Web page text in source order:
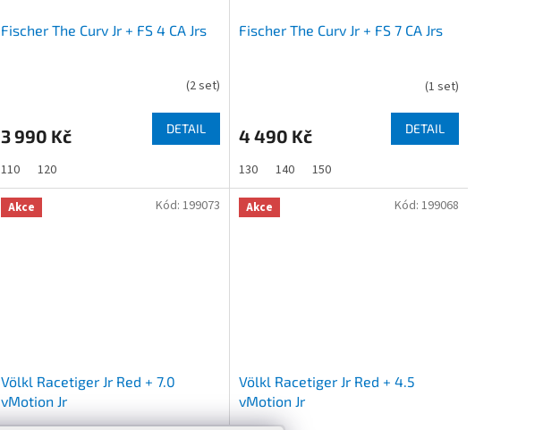
Fischer The Curv Jr + FS 4 CA Jrs
(2 set)
3 990 Kč DETAIL
110 120
Fischer The Curv Jr + FS 7 CA Jrs
(1 set)
4 490 Kč DETAIL
130 140 150
Akce
Völkl Racetiger Jr Red + 7.0
vMotion Jr
Kód: 199073 Akce
Völkl Racetiger Jr Red + 4.5
vMotion Jr
Kód: 199068